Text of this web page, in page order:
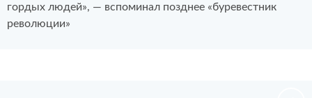
гордых людей», — вспоминал позднее «буревестник
революции»